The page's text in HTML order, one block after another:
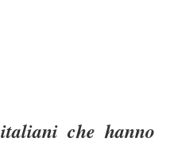
che hanno